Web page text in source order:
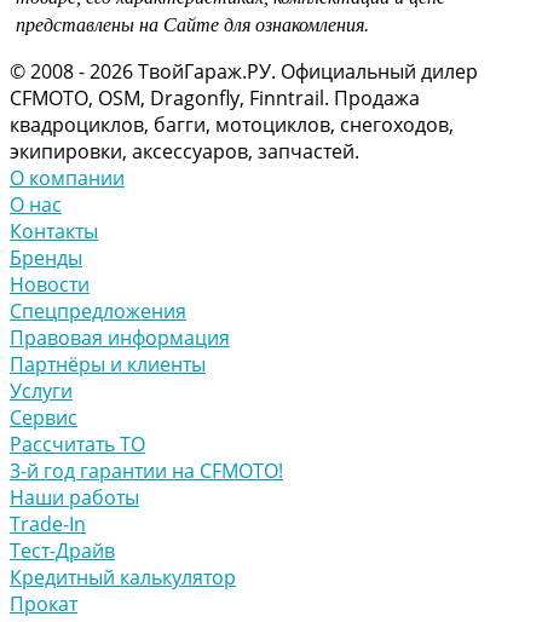
представлены на Сайте для ознакомления.
© 2008 - 2026 ТвойГараж.РУ. Официальный дилер
CFMOTO, OSM, Dragonfly, Finntrail. Продажа
квадроциклов, багги, мотоциклов, снегоходов,
экипировки, аксессуаров, запчастей.
О компании
О нас
Контакты
Бренды
Новости
Спецпредложения
Правовая информация
Партнёры и клиенты
Услуги
Сервис
Рассчитать ТО
3-й год гарантии на CFMOTO!
Наши работы
Trade-In
Тест-Драйв
Кредитный калькулятор
Прокат